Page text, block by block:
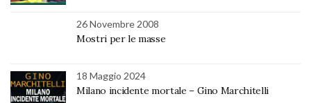
26 Novembre 2008
Mostri per le masse
18 Maggio 2024
Milano incidente mortale – Gino Marchitelli